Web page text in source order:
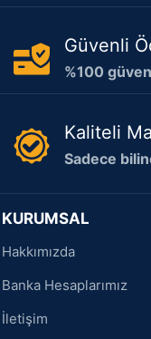
Güvenli
%100
Kaliteli
Sadece
KURUMSAL
Hakkımızda
Banka Hesaplarımız
İletişim